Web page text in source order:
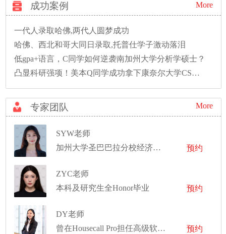
成功案例 More
一代人录取哈佛,两代人圆梦成功
哈佛、西北和哥大同日录取,托普仕学子激动落泪
低gpa+语言，C同学如何逆袭南加州大学分析学硕士？
凸显科研强项！美本Q同学成功拿下康奈尔大学CS硕士录取！
专家团队 More
SYW老师
加州大学圣巴巴拉分校经济学与会计学学士
预约
ZYC老师
本科及研究生全Honor毕业
预约
DY老师
曾在Housecall Pro担任高级软件开发工程师
预约